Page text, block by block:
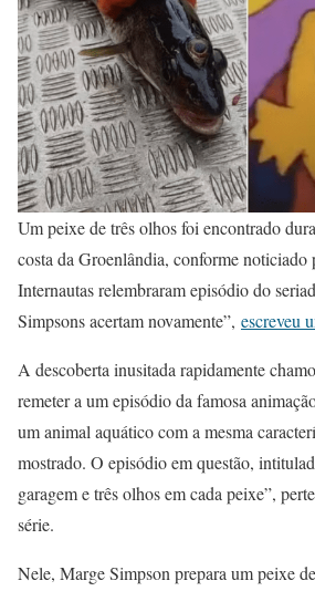
Um peixe de três olhos foi encontrado
costa da Groenlândia, conforme
Internautas relembraram episódio do
Simpsons acertam novamente”, escreveu
A descoberta inusitada rapidamente
remeter a um episódio da famosa
um animal aquático com a mesma
mostrado. O episódio em questão,
garagem e três olhos em cada peixe”,
série.
Nele, Marge Simpson prepara um peixe